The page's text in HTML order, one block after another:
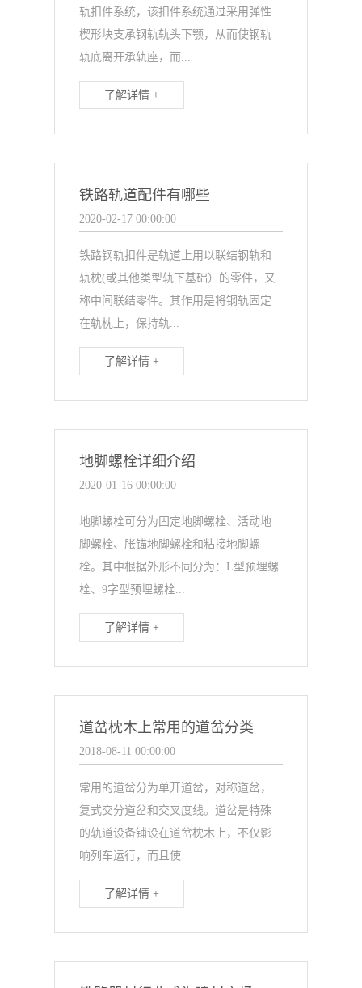
轨扣件系统，该扣件系统通过采用弹性
楔形块支承钢轨轨头下颚，从而使钢轨
轨底离开承轨座，而...
了解详情 +
铁路轨道配件有哪些
2020-02-17 00:00:00
铁路钢轨扣件是轨道上用以联结钢轨和
轨枕(或其他类型轨下基础）的零件，又
称中间联结零件。其作用是将钢轨固定
在轨枕上，保持轨...
了解详情 +
地脚螺栓详细介绍
2020-01-16 00:00:00
地脚螺栓可分为固定地脚螺栓、活动地
脚螺栓、胀锚地脚螺栓和粘接地脚螺
栓。其中根据外形不同分为：L型预埋螺
栓、9字型预埋螺栓...
了解详情 +
道岔枕木上常用的道岔分类
2018-08-11 00:00:00
常用的道岔分为单开道岔，对称道岔，
复式交分道岔和交叉度线。道岔是特殊
的轨道设备铺设在道岔枕木上，不仅影
响列车运行，而且使...
了解详情 +